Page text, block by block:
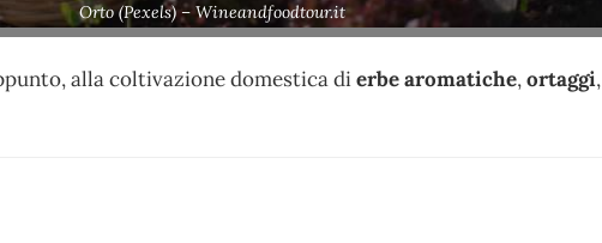
Orto (Pexels) – Wineandfoodtour.it
alla coltivazione domestica dierbe aromatiche,ortaggi,